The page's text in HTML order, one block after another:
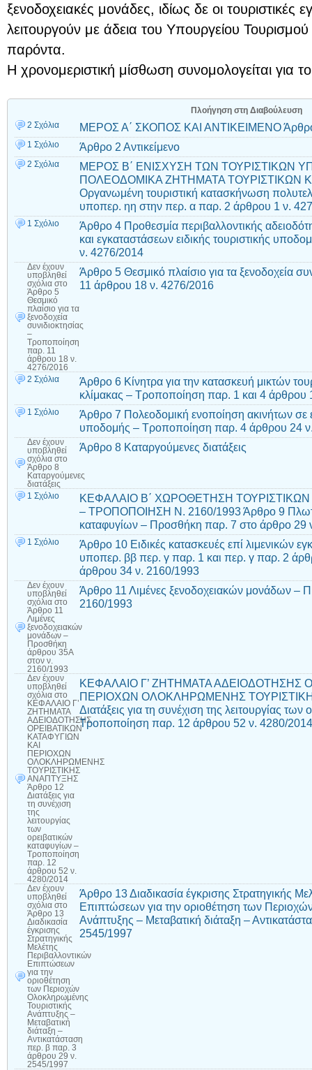
ξενοδοχειακές μονάδες, ιδίως δε οι τουριστικές
λειτουργούν με άδεια του Υπουργείου
παρόντα.
Η χρονομεριστική μίσθωση συνομολογείται για
Πλοήγηση στη Διαβούλευση
2 Σχόλια
ΜΕΡΟΣ Α΄ ΣΚΟΠΟΣ ΚΑΙ ΑΝΤΙΚΕΙΜΕΝΟ
1 Σχόλιο Άρθρο 2 Αντικείμενο
2 Σχόλια
ΜΕΡΟΣ Β΄ ΕΝΙΣΧΥΣΗ ΤΩΝ ΤΟΥΡΙΣΤΙΚΩΝ
ΠΟΛΕΟΔΟΜΙΚΑ ΖΗΤΗΜΑΤΑ ΤΟΥΡΙΣΤΙΚΩΝ
Οργανωμένη τουριστική κατασκήνωση
υποπερ. ηη στην περ. α παρ. 2 άρθρου 1 ν.
1 Σχόλιο
Άρθρο 4 Προθεσμία περιβαλλοντικής
και εγκαταστάσεων ειδικής τουριστικής
ν. 4276/2014
Δεν έχουν
υποβληθεί
σχόλια στο
Άρθρο 5
Θεσμικό
πλαίσιο για τα
ξενοδοχεία
συνιδιοκτησίας
–
Τροποποίηση
παρ. 11
άρθρου 18 ν.
4276/2016
Άρθρο 5 Θεσμικό πλαίσιο για τα ξενοδοχεία
11 άρθρου 18 ν. 4276/2016
2 Σχόλια
Άρθρο 6 Κίνητρα για την κατασκευή μικτών
κλίμακας – Τροποποίηση παρ. 1 και 4 άρθρου
1 Σχόλιο
Άρθρο 7 Πολεοδομική ενοποίηση ακινήτων σε
υποδομής – Τροποποίηση παρ. 4 άρθρου 24
Δεν έχουν
υποβληθεί
σχόλια στο
Άρθρο 8
Καταργούμενες
διατάξεις
Άρθρο 8 Καταργούμενες διατάξεις
1 Σχόλιο
ΚΕΦΑΛΑΙΟ Β΄ ΧΩΡΟΘΕΤΗΣΗ
– ΤΡΟΠΟΠΟΙΗΣΗ Ν. 2160/1993 Άρθρο 9
καταφυγίων – Προσθήκη παρ. 7 στο άρθρο 29
1 Σχόλιο
Άρθρο 10 Ειδικές κατασκευές επί λιμενικών
υποπερ. ββ περ. γ παρ. 1 και περ. γ παρ. 2
άρθρου 34 ν. 2160/1993
Δεν έχουν
υποβληθεί
σχόλια στο
Άρθρο 11
Λιμένες
ξενοδοχειακών
μονάδων –
Προσθήκη
άρθρου 35Α
στον ν.
2160/1993
Άρθρο 11 Λιμένες ξενοδοχειακών μονάδων –
2160/1993
Δεν έχουν
υποβληθεί
σχόλια στο
ΚΕΦΑΛΑΙΟ Γ’
ΖΗΤΗΜΑΤΑ
ΑΔΕΙΟΔΟΤΗΣΗΣ
ΟΡΕΙΒΑΤΙΚΩΝ
ΚΑΤΑΦΥΓΙΩΝ
ΚΑΙ
ΠΕΡΙΟΧΩΝ
ΟΛΟΚΛΗΡΩΜΕΝΗΣ
ΤΟΥΡΙΣΤΙΚΗΣ
ΑΝΑΠΤΥΞΗΣ
Άρθρο 12
Διατάξεις για
τη συνέχιση
της
λειτουργίας
των
ορειβατικών
καταφυγίων –
Τροποποίηση
παρ. 12
άρθρου 52 ν.
4280/2014
ΚΕΦΑΛΑΙΟ Γ’ ΖΗΤΗΜΑΤΑ ΑΔΕΙΟΔΟΤΗΣΗΣ
ΠΕΡΙΟΧΩΝ ΟΛΟΚΛΗΡΩΜΕΝΗΣ
Διατάξεις για τη συνέχιση της λειτουργίας
Τροποποίηση παρ. 12 άρθρου 52 ν. 4280/2014
Δεν έχουν
υποβληθεί
σχόλια στο
Άρθρο 13
Διαδικασία
έγκρισης
Στρατηγικής
Μελέτης
Περιβαλλοντικών
Επιπτώσεων
για την
οριοθέτηση
των Περιοχών
Ολοκληρωμένης
Τουριστικής
Ανάπτυξης –
Μεταβατική
διάταξη –
Αντικατάσταση
περ. β παρ. 3
άρθρου 29 ν.
2545/1997
Άρθρο 13 Διαδικασία έγκρισης Στρατηγικής
Επιπτώσεων για την οριοθέτηση των
Ανάπτυξης – Μεταβατική διάταξη –
2545/1997